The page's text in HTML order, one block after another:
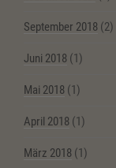
September 2018 (2)
Juni 2018 (1)
Mai 2018 (1)
April 2018 (1)
März 2018 (1)